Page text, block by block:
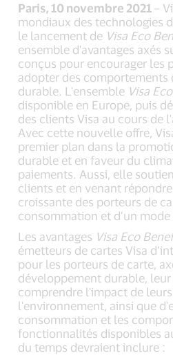
Paris, 10 novembre 2021 –
mondiaux des technologies
le lancement de Visa Eco
ensemble d'avantages axés
conçus pour encourager les
adopter des comportements
durable. L'ensemble Visa
disponible en Europe, puis
des clients Visa au cours de
Avec cette nouvelle offre,
premier plan dans la
durable et en faveur du
paiements. Aussi, elle
clients et en venant
croissante des porteurs de
consommation et d’un
Les avantages Visa Eco
émetteurs de cartes Visa
pour les porteurs de carte,
développement durable,
comprendre l'impact de
l'environnement, ainsi que
consommation et les
fonctionnalités disponibles
du temps devraient inclure :